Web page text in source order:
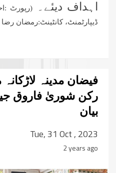
اہداف دیئے۔(رپورٹ
ڈیپارٹمنٹ، کانٹینٹ:رمضان
فیضان مدینہ
رکن شوریٰ فاروق
بیان
Tue, 31 Oct , 2023
2 years ago